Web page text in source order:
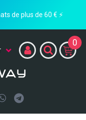
de plus de 60 € ⚡
0